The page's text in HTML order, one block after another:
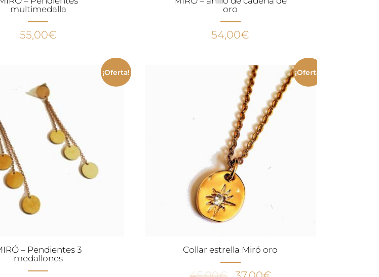
multimedalla
55,00€
oro
54,00€
¡Oferta!
– Pendientes 3
medallones
¡Oferta!
Collar estrella Miró oro